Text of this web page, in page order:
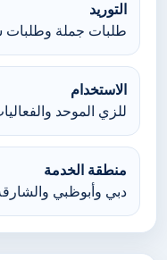
التوريد
طلبات جملة
الاستخدام
للزي الموحد
منطقة الخدمة
دبي وأبوظبي